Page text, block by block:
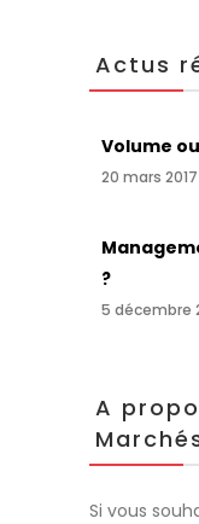
Actus
Volume
20 mars 2017
?
5 décembre
A
Si vous